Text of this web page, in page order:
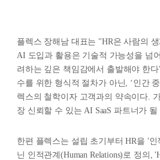
플렉스 장해남 대표는 "HR은 사람의
AI 도입과 활용은 기술적 가능성을 넘
려하는 깊은 책임감에서 출발해야 한
수를 위한 형식적 절차가 아닌, ‘인간
렉스의 철학이자 고객과의 약속이다.
장 신뢰할 수 있는 AI SaaS 파트너가 될
한편 플렉스는 설립 초기부터 HR을 '인
닌 인적관계(Human Relations)로 정의,